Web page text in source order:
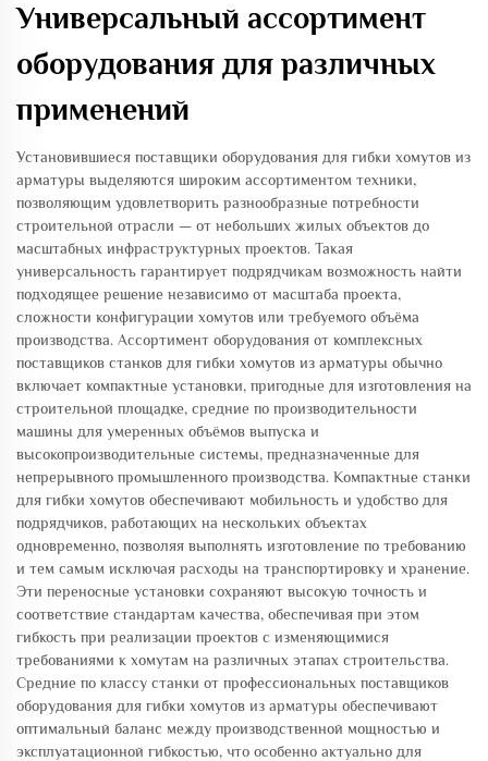
Универсальный ассортимент
оборудования для различных
применений
Установившиеся поставщики оборудования для гибки хомутов из
арматуры выделяются широким ассортиментом техники,
позволяющим удовлетворить разнообразные потребности
строительной отрасли — от небольших жилых объектов до
масштабных инфраструктурных проектов. Такая
универсальность гарантирует подрядчикам возможность найти
подходящее решение независимо от масштаба проекта,
сложности конфигурации хомутов или требуемого объёма
производства. Ассортимент оборудования от комплексных
поставщиков станков для гибки хомутов из арматуры обычно
включает компактные установки, пригодные для изготовления на
строительной площадке, средние по производительности
машины для умеренных объёмов выпуска и
высокопроизводительные системы, предназначенные для
непрерывного промышленного производства. Компактные станки
для гибки хомутов обеспечивают мобильность и удобство для
подрядчиков, работающих на нескольких объектах
одновременно, позволяя выполнять изготовление по требованию
и тем самым исключая расходы на транспортировку и хранение.
Эти переносные установки сохраняют высокую точность и
соответствие стандартам качества, обеспечивая при этом
гибкость при реализации проектов с изменяющимися
требованиями к хомутам на различных этапах строительства.
Средние по классу станки от профессиональных поставщиков
оборудования для гибки хомутов из арматуры обеспечивают
оптимальный баланс между производственной мощностью и
эксплуатационной гибкостью, что особенно актуально для